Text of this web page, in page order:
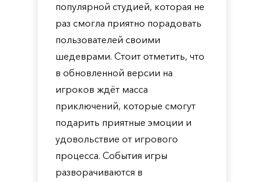
популярной студией, которая не
раз смогла приятно порадовать
пользователей своими
шедеврами. Стоит отметить, что
в обновленной версии на
игроков ждёт масса
приключений, которые смогут
подарить приятные эмоции и
удовольствие от игрового
процесса. События игры
разворачиваются в